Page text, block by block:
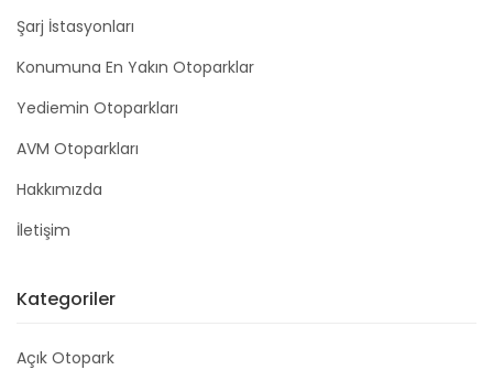
Şarj İstasyonları
Konumuna En Yakın Otoparklar
Yediemin Otoparkları
AVM Otoparkları
Hakkımızda
İletişim
Kategoriler
Açık Otopark